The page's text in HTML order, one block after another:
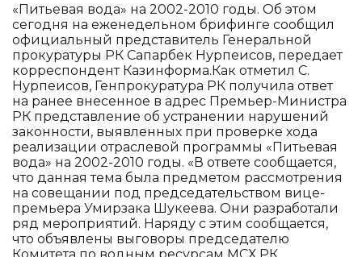
«Питьевая вода» на 2002-2010 годы. Об этом
сегодня на еженедельном брифинге сообщил
официальный представитель Генеральной
прокуратуры РК Сапарбек Нурпеисов, передает
корреспондент Казинформа.Как отметил С.
Нурпеисов, Генпрокуратура РК получила ответ
на ранее внесенное в адрес Премьер-Министра
РК представление об устранении нарушений
законности, выявленных при проверке хода
реализации отраслевой программы «Питьевая
вода» на 2002-2010 годы. «В ответе сообщается,
что данная тема была предметом рассмотрения
на совещании под председательством вице-
премьера Умирзака Шукеева. Они разработали
ряд мероприятий. Наряду с этим сообщается,
что объявлены выговоры председателю
Комитета по водным ресурсам МСХ РК